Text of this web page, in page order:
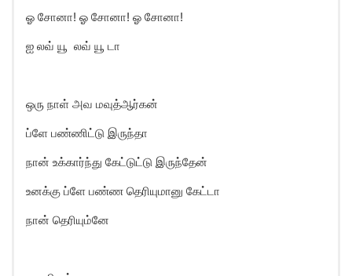
ஓ சோனா! ஓ சோனா! ஓ சோனா!
ஐ லவ் யூ லவ் யூ டா
ஒரு நாள் அவ மவுத்ஆர்கன்
ப்ளே பண்ணிட்டு இருந்தா
நான் உக்கார்ந்து கேட்டுட்டு இருந்தேன்
உனக்கு ப்ளே பண்ண தெரியுமானு கேட்டா
நான் தெரியும்னே